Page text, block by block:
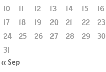
10
11 12 13 14 15
16
17
18 19 20 21 22
23
24
25 26 27 28 29
30
31
« Sep